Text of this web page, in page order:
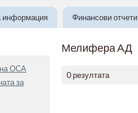
информация Финансови отчети
на ОСА
за
Мелифера АД
0 резултата